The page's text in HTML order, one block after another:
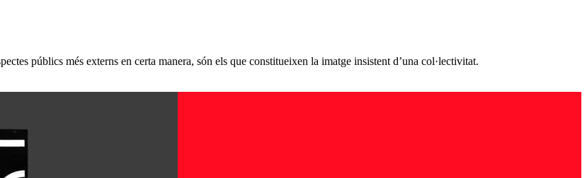
públics més externs en certa manera, són els que constitueixen la imatge insistent d’una col·lectivitat.